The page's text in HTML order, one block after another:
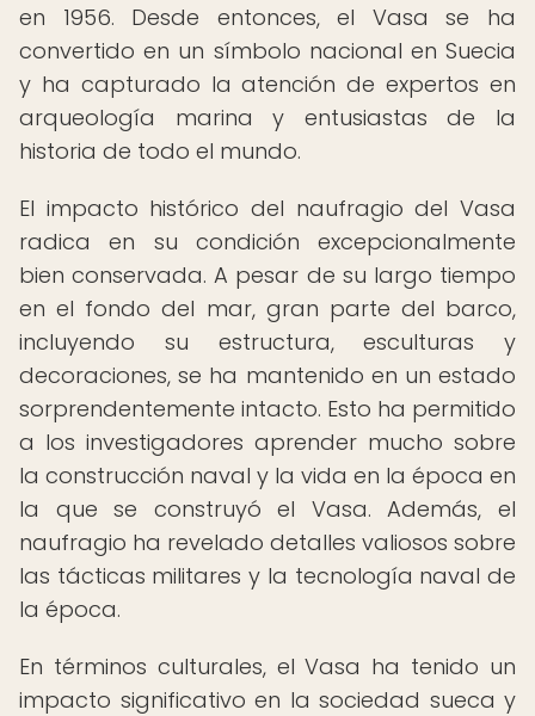
en 1956. Desde entonces, el Vasa se ha
convertido en un símbolo nacional en Suecia
y ha capturado la atención de expertos en
arqueología marina y entusiastas de la
historia de todo el mundo.
El impacto histórico del naufragio del Vasa
radica en su condición excepcionalmente
bien conservada. A pesar de su largo tiempo
en el fondo del mar, gran parte del barco,
incluyendo su estructura, esculturas y
decoraciones, se ha mantenido en un estado
sorprendentemente intacto. Esto ha permitido
a los investigadores aprender mucho sobre
la construcción naval y la vida en la época en
la que se construyó el Vasa. Además, el
naufragio ha revelado detalles valiosos sobre
las tácticas militares y la tecnología naval de
la época.
En términos culturales, el Vasa ha tenido un
impacto significativo en la sociedad sueca y